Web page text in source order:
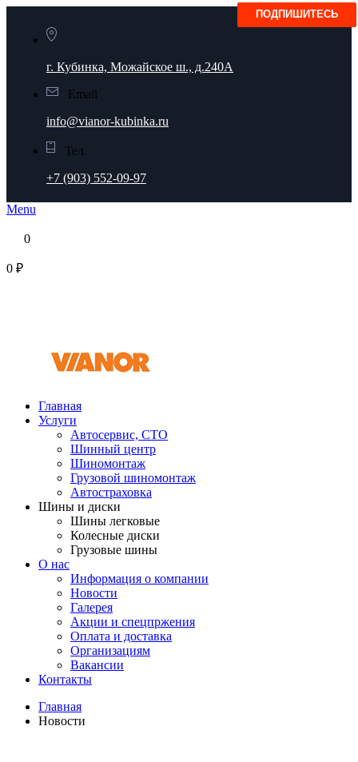
г. Кубинка, Можайское ш., д.240А
Email
info@vianor-kubinka.ru
Тел.
+7 (903) 552-09-97
Menu
0
0 ₽
Главная
Услуги
Автосервис, СТО
Шинный центр
Шиномонтаж
Грузовой шиномонтаж
Автостраховка
Шины и диски
Шины легковые
Колесные диски
Грузовые шины
О нас
Информация о компании
Новости
Галерея
Акции и спецпржения
Оплата и доставка
Организациям
Вакансии
Контакты
Главная
Новости